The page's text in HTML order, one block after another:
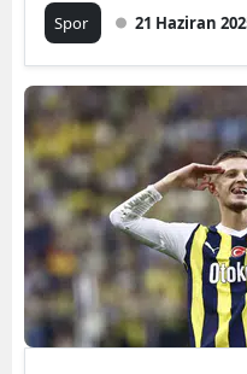
Spor 21 Haziran